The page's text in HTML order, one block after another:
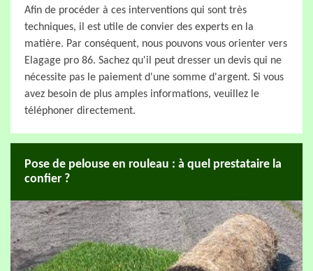
Afin de procéder à ces interventions qui sont très
techniques, il est utile de convier des experts en la
matière. Par conséquent, nous pouvons vous orienter vers
Elagage pro 86. Sachez qu'il peut dresser un devis qui ne
nécessite pas le paiement d'une somme d'argent. Si vous
avez besoin de plus amples informations, veuillez le
téléphoner directement.
Pose de pelouse en rouleau : à quel prestataire la
confier ?